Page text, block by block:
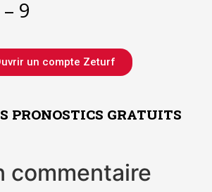
9
un compte Zeturf
PRONOSTICS GRATUITS
commentaire